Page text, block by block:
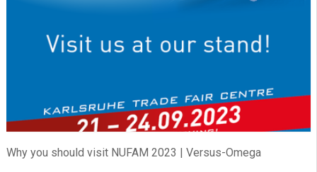
Why you should visit NUFAM 2023 | Versus-Omega